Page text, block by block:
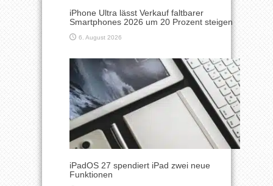
iPhone Ultra lässt Verkauf faltbarer
Smartphones 2026 um 20 Prozent steigen
6. August 2026
iPadOS 27 spendiert iPad zwei neue
Funktionen